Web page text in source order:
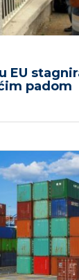
EU
padom